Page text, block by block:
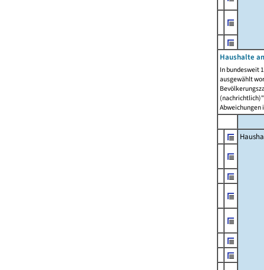
Haushalte
In bundesweit
ausgewählt
Abweichungen